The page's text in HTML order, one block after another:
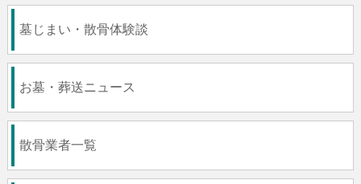
墓じまい・散骨体験談
お墓・葬送ニュース
散骨業者一覧